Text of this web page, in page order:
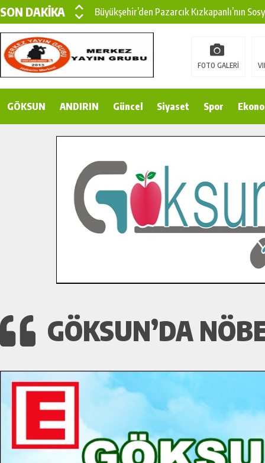
SON DAKİKA
Büyükşehir’den Pazarcık Kızkapanlı’nın
Büyükşehir’den Pazarcık Kırsalına Modern
Çin’den KSÜ’ye Uluslararası Başarı:
Gençler Pusula Maraş Kampında Yeni
İlçe Jandarma Komutanı Karakaya’dan
Bertiz’in Yeni Köprüsünde Sona Doğru.
FOTO GALERİ
GÖKSUN ANDIRIN Güncel Siyaset Spor
GÖKSUN’DA